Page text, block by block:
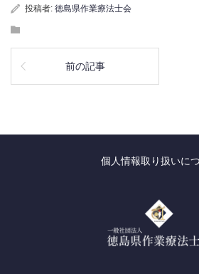
投稿者: 徳島県作業療法士会
前の記事
個人情報取り扱いに